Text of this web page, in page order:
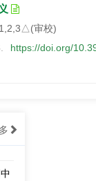
审校)
https://doi.org/